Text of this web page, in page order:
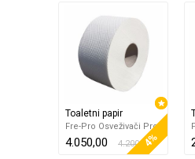
Toaletni papir
Fre-Pro Osveživači Pros
4.050,00 4.200,004%